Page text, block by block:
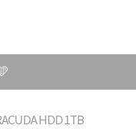
HDD 1TB